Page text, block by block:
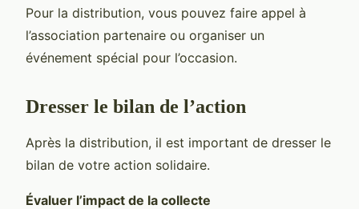
Pour la distribution, vous pouvez faire appel à
l’association partenaire ou organiser un
événement spécial pour l’occasion.
Dresser le bilan de l’action
Après la distribution, il est important de dresser le
bilan de votre action solidaire.
Évaluer l’impact de la collecte